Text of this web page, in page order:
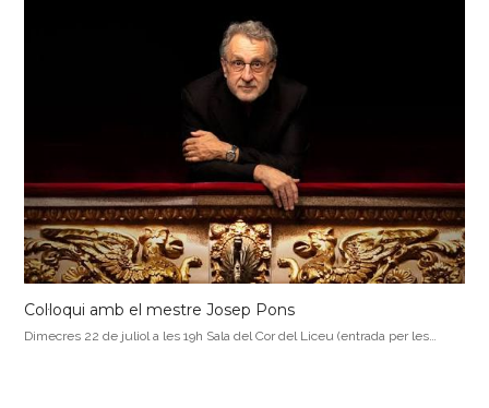
Col·loqui amb el mestre Josep Pons
Dimecres 22 de juliol a les 19h Sala del Cor del Liceu (entrada per les…